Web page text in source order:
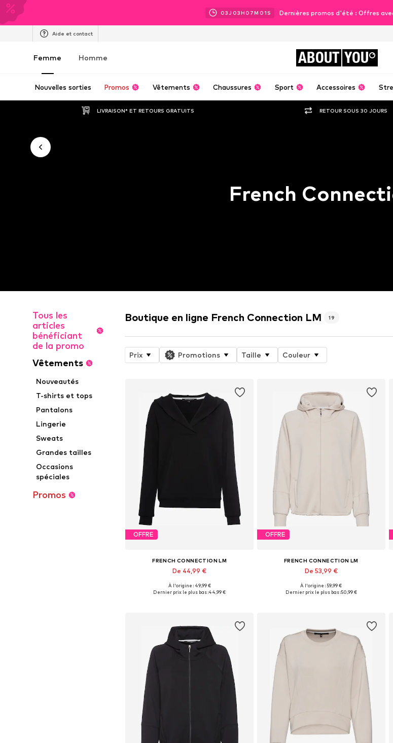
03J 03H 07M 00S Dernières promos d'été : Offres
Aide et contact
Femme Homme ABOUT YOU
Nouvelles sorties Promos Vêtements Chaussures Sport Accessoires
LIVRAISON* ET RETOURS GRATUITS RETOUR SOUS 30 JOURS
French
Tous les
articles
bénéficiant
de la promo
Vêtements
Nouveautés
T-shirts et tops
Pantalons
Lingerie
Sweats
Grandes tailles
Occasions
spéciales
Promos
Boutique en ligne French Connection LM 19
Prix Promotions Taille Couleur
OFFRE
FRENCH CONNECTION LM
De 44,99 €
Disponible en plusieurs tailles
À l'origine : 49,99 €
Dernier prix le plus bas :44,99 €
OFFRE
FRENCH CONNECTION LM
De 53,99 €
Disponible en plusieurs tailles
À l'origine : 59,99 €
Dernier prix le plus bas :50,99 €